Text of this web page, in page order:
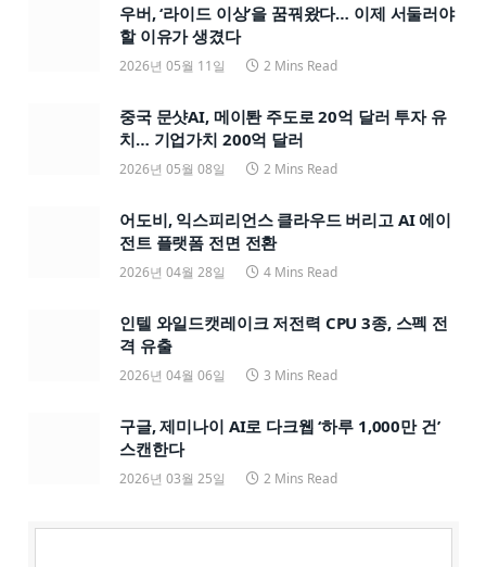
우버, ‘라이드 이상’을 꿈꿔왔다… 이제 서둘러야
할 이유가 생겼다
2026년 05월 11일 2 Mins Read
중국 문샷AI, 메이퇀 주도로 20억 달러 투자 유
치… 기업가치 200억 달러
2026년 05월 08일 2 Mins Read
어도비, 익스피리언스 클라우드 버리고 AI 에이
전트 플랫폼 전면 전환
2026년 04월 28일 4 Mins Read
인텔 와일드캣레이크 저전력 CPU 3종, 스펙 전
격 유출
2026년 04월 06일 3 Mins Read
구글, 제미나이 AI로 다크웹 ‘하루 1,000만 건’
스캔한다
2026년 03월 25일 2 Mins Read